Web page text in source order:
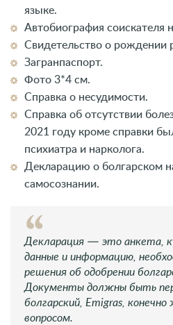
языке.
Автобиография соискателя
Свидетельство о рождении
Загранпаспорт.
Фото 3*4 см.
Справка о несудимости.
Справка об отсутствии
2021 году кроме справки
психиатра и нарколога.
Декларацию о болгарском
самосознании.
Декларация — это анкета,
данные и информацию,
решения об одобрении
Документы должны быть
болгарский, Emigras,
вопросом.